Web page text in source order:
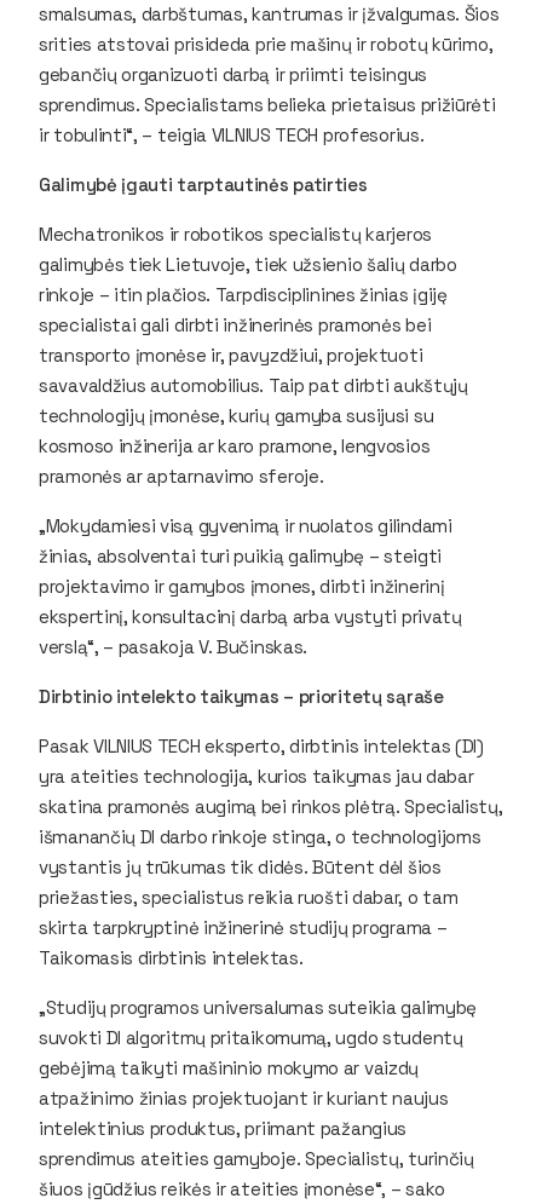
smalsumas, darbštumas, kantrumas ir įžvalgumas. Šios
srities atstovai prisideda prie mašinų ir robotų kūrimo,
gebančių organizuoti darbą ir priimti teisingus
sprendimus. Specialistams belieka prietaisus prižiūrėti
ir tobulinti“, – teigia VILNIUS TECH profesorius.
Galimybė įgauti tarptautinės patirties
Mechatronikos ir robotikos specialistų karjeros
galimybės tiek Lietuvoje, tiek užsienio šalių darbo
rinkoje – itin plačios. Tarpdisciplinines žinias įgiję
specialistai gali dirbti inžinerinės pramonės bei
transporto įmonėse ir, pavyzdžiui, projektuoti
savavaldžius automobilius. Taip pat dirbti aukštųjų
technologijų įmonėse, kurių gamyba susijusi su
kosmoso inžinerija ar karo pramone, lengvosios
pramonės ar aptarnavimo sferoje.
„Mokydamiesi visą gyvenimą ir nuolatos gilindami
žinias, absolventai turi puikią galimybę – steigti
projektavimo ir gamybos įmones, dirbti inžinerinį
ekspertinį, konsultacinį darbą arba vystyti privatų
verslą“, – pasakoja V. Bučinskas.
Dirbtinio intelekto taikymas – prioritetų sąraše
Pasak VILNIUS TECH eksperto, dirbtinis intelektas (DI)
yra ateities technologija, kurios taikymas jau dabar
skatina pramonės augimą bei rinkos plėtrą. Specialistų,
išmanančių DI darbo rinkoje stinga, o technologijoms
vystantis jų trūkumas tik didės. Būtent dėl šios
priežasties, specialistus reikia ruošti dabar, o tam
skirta tarpkryptinė inžinerinė studijų programa –
Taikomasis dirbtinis intelektas.
„Studijų programos universalumas suteikia galimybę
suvokti DI algoritmų pritaikomumą, ugdo studentų
gebėjimą taikyti mašininio mokymo ar vaizdų
atpažinimo žinias projektuojant ir kuriant naujus
intelektinius produktus, priimant pažangius
sprendimus ateities gamyboje. Specialistų, turinčių
šiuos įgūdžius reikės ir ateities įmonėse“, – sako